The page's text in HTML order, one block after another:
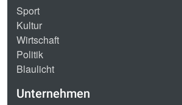
Sport
Kultur
Wirtschaft
Politik
Blaulicht
Unternehmen